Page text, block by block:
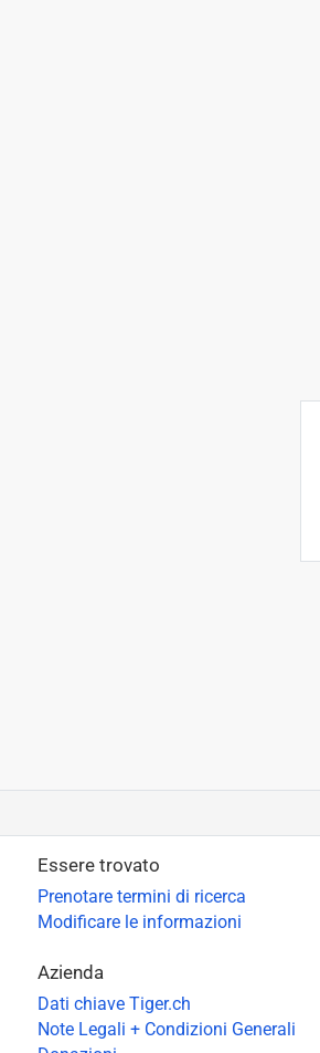
Essere trovato
Prenotare termini di ricerca
Modificare le informazioni
Azienda
Dati chiave Tiger.ch
Note Legali + Condizioni Generali